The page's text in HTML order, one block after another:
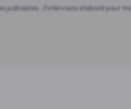
judiciaires. J'interviens d'abord pour